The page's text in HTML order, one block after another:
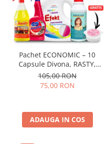
Pachet ECONOMIC – 10
Capsule Divona, RASTY,
ACEPRIN, Efekt, Secretul Deliei
+ Sare Inalbire GRATIS
105,00 RON
75,00 RON
ADAUGA IN COS